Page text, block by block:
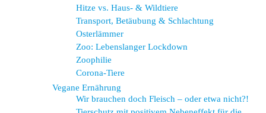
Hitze vs. Haus- & Wildtiere
Transport, Betäubung & Schlachtung
Osterlämmer
Zoo: Lebenslanger Lockdown
Zoophilie
Corona-Tiere
Vegane Ernährung
Wir brauchen doch Fleisch – oder etwa nicht?!